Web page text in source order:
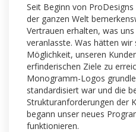
Seit Beginn von
der ganzen Welt
Vertrauen erhalten, was
veranlasste. Was hätten wir
Möglichkeit, unseren
erfinderischen Ziele zu
Monogramm-Logos
standardisiert war und die
Strukturanforderungen der
begann unser neues
funktionieren.